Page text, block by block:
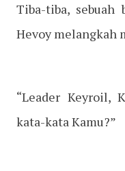
Tiba-tiba, sebuah
Hevoy melangkah
“Leader Keyroil,
kata-kata Kamu?”